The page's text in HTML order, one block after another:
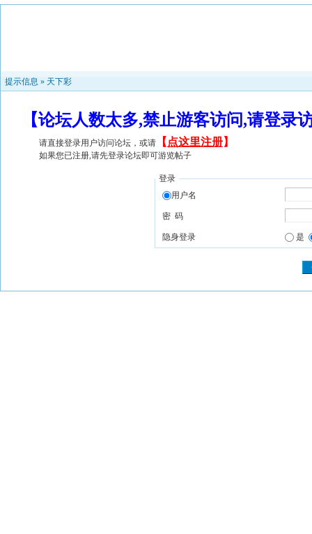
提示信息 » 天下彩
【论坛人数太多,禁止游客访问,请登
请直接登录用户访问论坛，或请 【 点这里注册】
如果您已注册,请先登录论坛即可游览帖子
登录
用户名
密 码
隐身登录 是